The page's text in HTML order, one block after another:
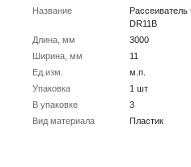
Название
DR11B
Длина, мм
3000
Ширина, мм
11
Ед.изм.
м.п.
Упаковка
1 шт
В упаковке
3
Вид материала
Пластик